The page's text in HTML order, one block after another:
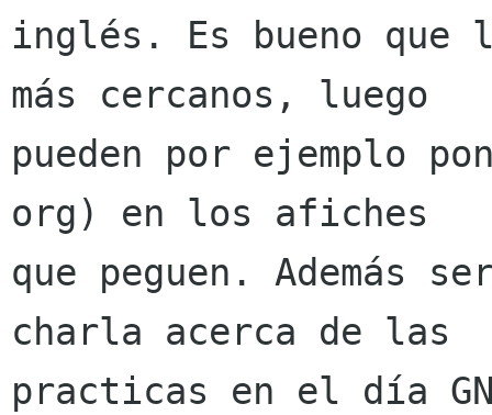
inglés. Es bueno que
más cercanos, luego
pueden por ejemplo
org) en los afiches
que peguen. Además
charla acerca de las
practicas en el día